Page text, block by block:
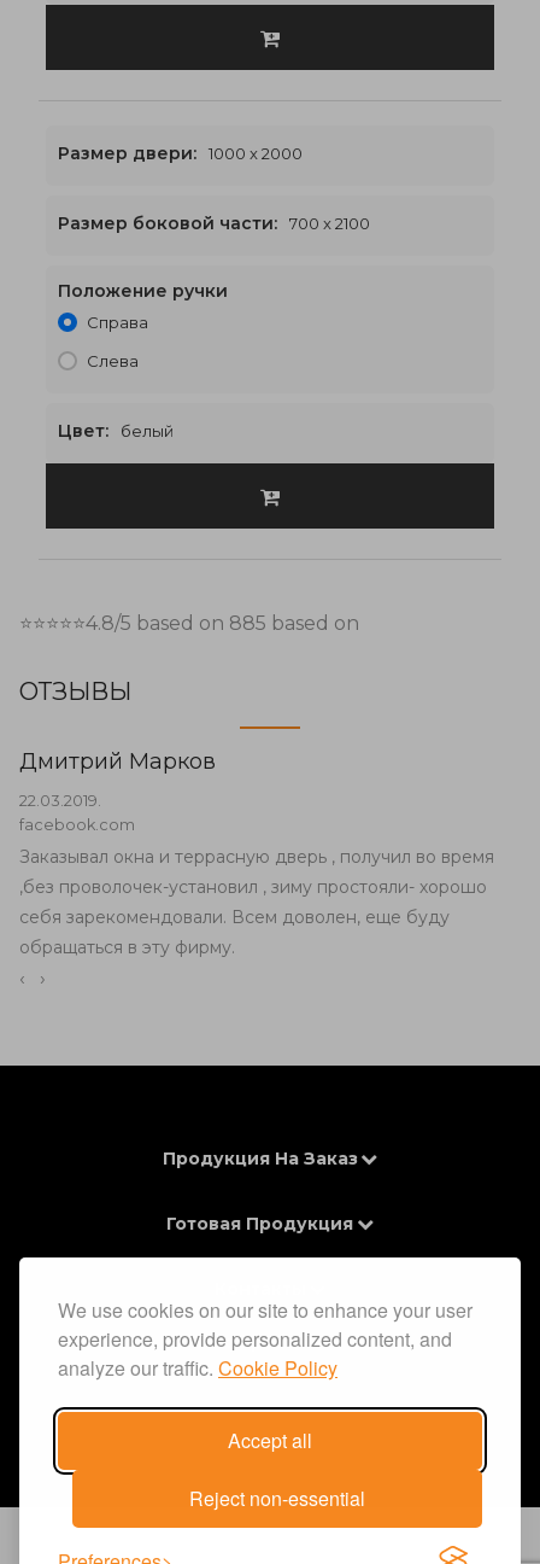
We use cookies on our site to enhance your user
experience, provide personalized content, and
analyze our traffic. Cookie Policy
Accept all
Reject non-essential
2400 x 2100€668
Размер двери: 1000 x 2000
Размер боковой части: 700 x 2100
Положение ручки
Справа
Слева
Цвет: белый
⭐⭐⭐⭐⭐4.8/5 based on 885 based on
ОТЗЫВЫ
Дмитрий Марков
22.03.2019.
facebook.com
Заказывал окна и террасную дверь , получил во время
,без проволочек-установил , зиму простояли- хорошо
себя зарекомендовали. Всем доволен, еще буду
обращаться в эту фирму.
‹ ›
Продукция На Заказ
Готовая Продукция
Информация